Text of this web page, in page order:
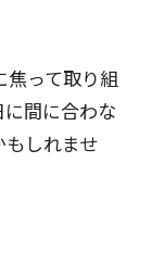
焦って取り組
間に合わな
もしれませ